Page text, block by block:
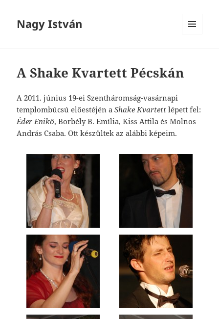
Nagy István
A Shake Kvartett Pécskán
A 2011. június 19-ei Szentháromság-vasárnapi
templombúcsú előestéjén aShake Kvartettlépett fel:
Éder Enikő, Borbély B. Emília,Kiss Attila és Molnos
András Csaba. Ott készültek az alábbi képeim.